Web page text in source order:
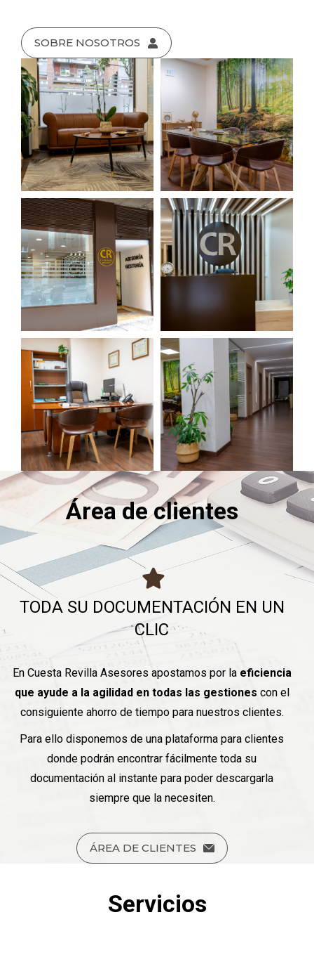
SOBRE NOSOTROS
Área de clientes
TODA SU DOCUMENTACIÓN EN UN
CLIC
En Cuesta Revilla Asesores apostamos por la eficiencia
que ayude a la agilidad en todas las gestiones con el
consiguiente ahorro de tiempo para nuestros clientes.
Para ello disponemos de una plataforma para clientes
donde podrán encontrar fácilmente toda su
documentación al instante para poder descargarla
siempre que la necesiten.
ÁREA DE CLIENTES
Servicios